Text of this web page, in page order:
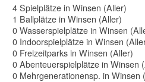
4 Spielplätze in Winsen (Aller)
1 Ballplätze in Winsen (Aller)
0 Wasserspielplätze in Winsen
0 Indoorspielplätze in Winsen
0 Freizeitparks in Winsen (Aller)
0 Abenteuerspielplätze in Winsen
0 Mehrgenerationensp. in Winsen